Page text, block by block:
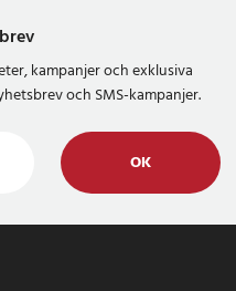
kampanjer och exklusiva
och SMS-kampanjer.
OK